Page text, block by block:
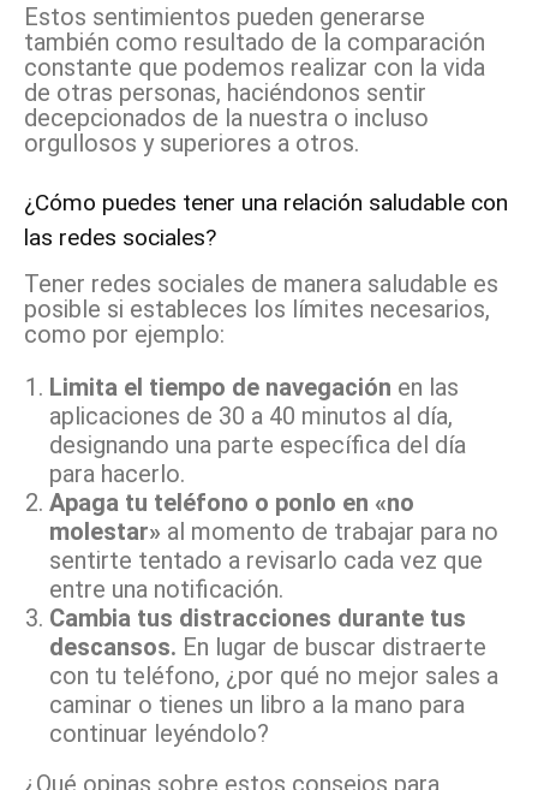
Estos sentimientos pueden generarse
también como resultado de la comparación
constante que podemos realizar con la vida
de otras personas, haciéndonos sentir
decepcionados de la nuestra o incluso
orgullosos y superiores a otros.
¿Cómo puedes tener una relación saludable con
las redes sociales?
Tener redes sociales de manera saludable es
posible si estableces los límites necesarios,
como por ejemplo:
Limita el tiempo de navegación en las
aplicaciones de 30 a 40 minutos al día,
designando una parte específica del día
para hacerlo.
Apaga tu teléfono o ponlo en «no
molestar» al momento de trabajar para no
sentirte tentado a revisarlo cada vez que
entre una notificación.
Cambia tus distracciones durante tus
descansos. En lugar de buscar distraerte
con tu teléfono, ¿por qué no mejor sales a
caminar o tienes un libro a la mano para
continuar leyéndolo?